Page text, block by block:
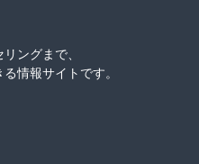
ングまで、
情報サイトです。